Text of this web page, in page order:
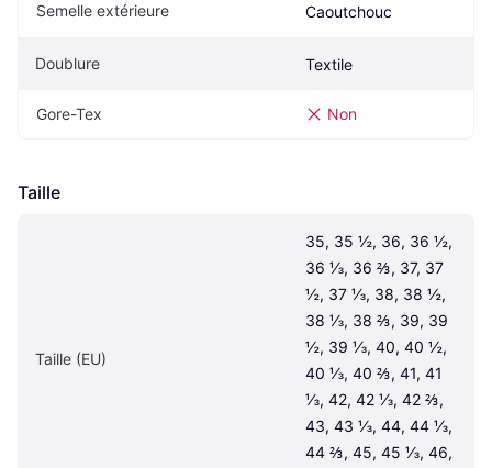
Semelle extérieure Caoutchouc
Doublure Textile
Gore-Tex Non
Taille
Taille (EU)
35, 35 ½, 36, 36 ½,
36 ⅓, 36 ⅔, 37, 37
½, 37 ⅓, 38, 38 ½,
38 ⅓, 38 ⅔, 39, 39
½, 39 ⅓, 40, 40 ½,
40 ⅓, 40 ⅔, 41, 41
⅓, 42, 42 ⅓, 42 ⅔,
43, 43 ⅓, 44, 44 ⅓,
44 ⅔, 45, 45 ⅓, 46,